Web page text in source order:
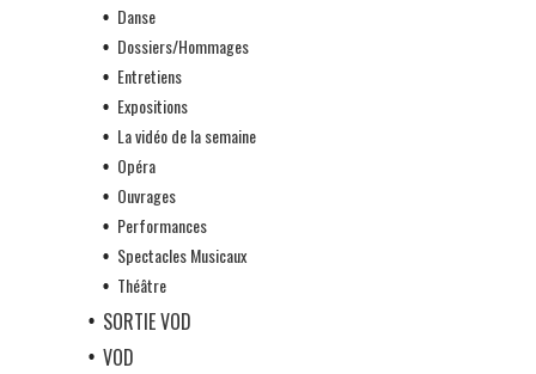
Danse
Dossiers/Hommages
Entretiens
Expositions
La vidéo de la semaine
Opéra
Ouvrages
Performances
Spectacles Musicaux
Théâtre
SORTIE VOD
VOD